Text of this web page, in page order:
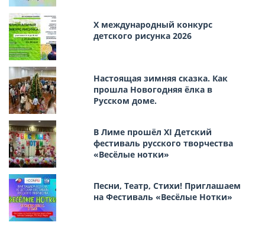
Х международный конкурс
детского рисунка 2026
Настоящая зимняя сказка. Как
прошла Новогодняя ёлка в
Русском доме.
В Лиме прошёл XI Детский
фестиваль русского творчества
«Весёлые нотки»
Песни, Театр, Стихи! Приглашаем
на Фестиваль «Весёлые Нотки»